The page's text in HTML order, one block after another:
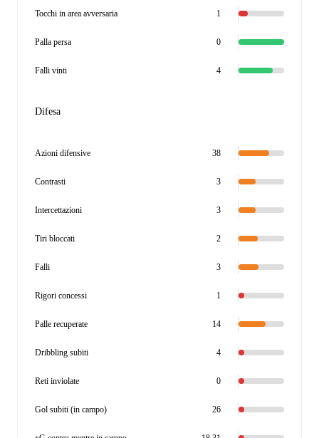
Tocchi in area avversaria 1
Palla persa 0
Falli vinti 4
Difesa
Azioni difensive 38
Contrasti 3
Intercettazioni 3
Tiri bloccati 2
Falli 3
Rigori concessi 1
Palle recuperate 14
Dribbling subiti 4
Reti inviolate 0
Gol subiti (in campo) 26